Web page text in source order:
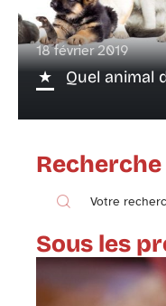
18 février 2019
Quel animal
Recherche
Sous les